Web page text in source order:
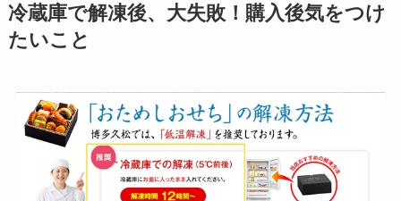
冷蔵庫で解凍後、大失敗！購入後気をつけ
たいこと